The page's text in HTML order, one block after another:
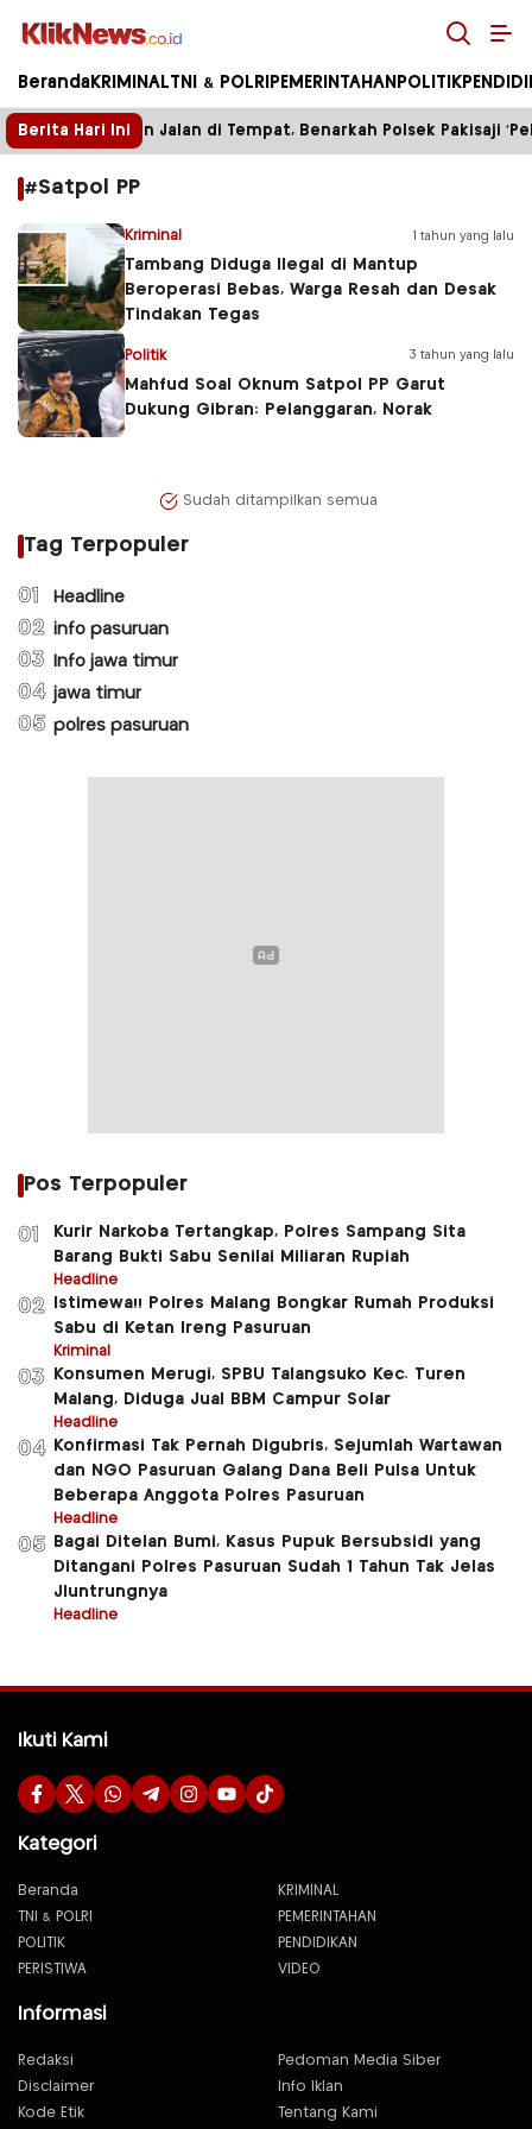
Kliknews.co.id
Beranda KRIMINAL TNI & POLRI PEMERINTAHAN POLITIK
Berita Hari Ini
Enam Bulan Jalan di Tempat, Benarkah Polsek Pakisaji
#Satpol PP
Kriminal 1 tahun yang lalu
Tambang Diduga Ilegal di Mantup
Beroperasi Bebas, Warga Resah dan Desak
Tindakan Tegas
Politik 3 tahun yang lalu
Mahfud Soal Oknum Satpol PP Garut
Dukung Gibran: Pelanggaran, Norak
Sudah ditampilkan semua
Tag Terpopuler
01 Headline
02 info pasuruan
03 Info jawa timur
04 jawa timur
05 polres pasuruan
Pos Terpopuler
01
Kurir Narkoba Tertangkap, Polres Sampang Sita
Barang Bukti Sabu Senilai Miliaran Rupiah
Headline
02
Istimewa!! Polres Malang Bongkar Rumah Produksi
Sabu di Ketan Ireng Pasuruan
Kriminal
03
Konsumen Merugi, SPBU Talangsuko Kec. Turen
Malang, Diduga Jual BBM Campur Solar
Headline
04
Konfirmasi Tak Pernah Digubris, Sejumlah Wartawan
dan NGO Pasuruan Galang Dana Beli Pulsa Untuk
Beberapa Anggota Polres Pasuruan
Headline
05
Bagai Ditelan Bumi, Kasus Pupuk Bersubsidi yang
Ditangani Polres Pasuruan Sudah 1 Tahun Tak Jelas
Jluntrungnya
Headline
Ikuti Kami
Kategori
Beranda
KRIMINAL
TNI & POLRI
PEMERINTAHAN
POLITIK
PENDIDIKAN
PERISTIWA
VIDEO
Informasi
Redaksi
Pedoman Media Siber
Disclaimer
Info Iklan
Kode Etik
Tentang Kami